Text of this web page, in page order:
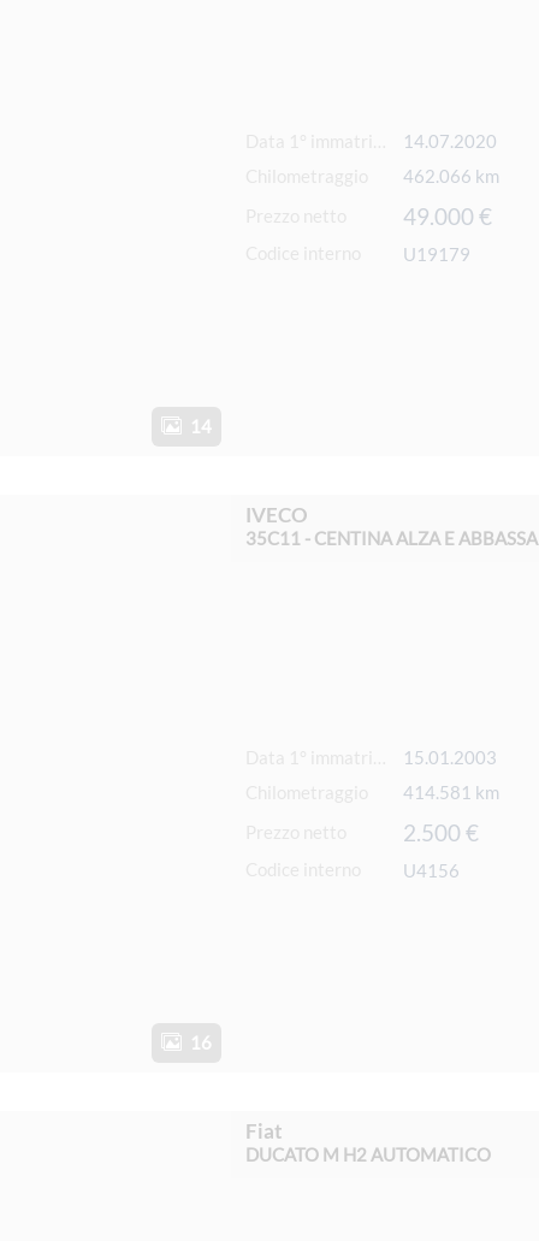
14
14.07.2020
462.066 km
49.000 €
U19179
16
IVECO
35C11 - CENTINA ALZA E ABBASSA
15.01.2003
414.581 km
2.500 €
U4156
Fiat
DUCATO M H2 AUTOMATICO